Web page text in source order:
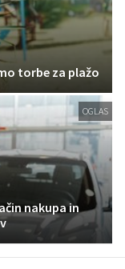
torbe za plažo
OGLAS
nakupa in